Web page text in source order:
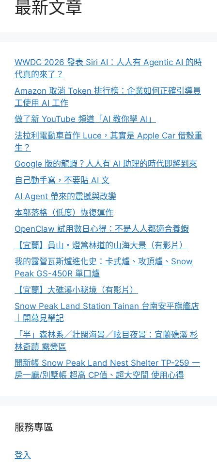
最新文章
WWDC 2026 發表 Siri AI：人人有 Agentic AI 的時
代真的來了？
Amazon 取消 Token 排行榜：企業如何正確引導員
工使用 AI 工作
做了新 YouTube 頻道「AI 教你學 AI」
法拉利電動車首作 Luce，其實是 Apple Car 借殼重
生？
Google 版的龍蝦？人人有 AI 助理的時代即將到來
自己動手寫，不要貼 AI 文
AI Agent 帶來的震撼與改變
本部落格（低度）恢復運作
OpenClaw 試用數日心得：不是人人都適合養蝦
【宜蘭】員山・燈篙林道的山海大景（有影片）
我的露營瓦斯爐進化史：卡式爐、攻頂爐、Snow
Peak GS-450R 單口爐
【宜蘭】大礁溪小秘境（有影片）
Snow Peak Land Station Tainan 台南安平旗艦店
｜開幕見學記
「半」森林系／壯闊海景／眩目夜景：宜蘭礁溪 杉
林奇蹟 露營區
開新帳 Snow Peak Land Nest Shelter TP-259 一
房一廳/別墅帳 超高 CP值、超大空間 使用心得
服務專區
登入